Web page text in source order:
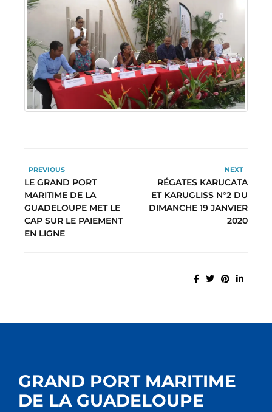
PREVIOUS
LE GRAND PORT
MARITIME DE LA
GUADELOUPE MET LE
CAP SUR LE PAIEMENT
EN LIGNE
NEXT
RÉGATES KARUCATA
ET KARUGLISS N°2 DU
DIMANCHE 19 JANVIER
2020
GRAND PORT MARITIME
DE LA GUADELOUPE